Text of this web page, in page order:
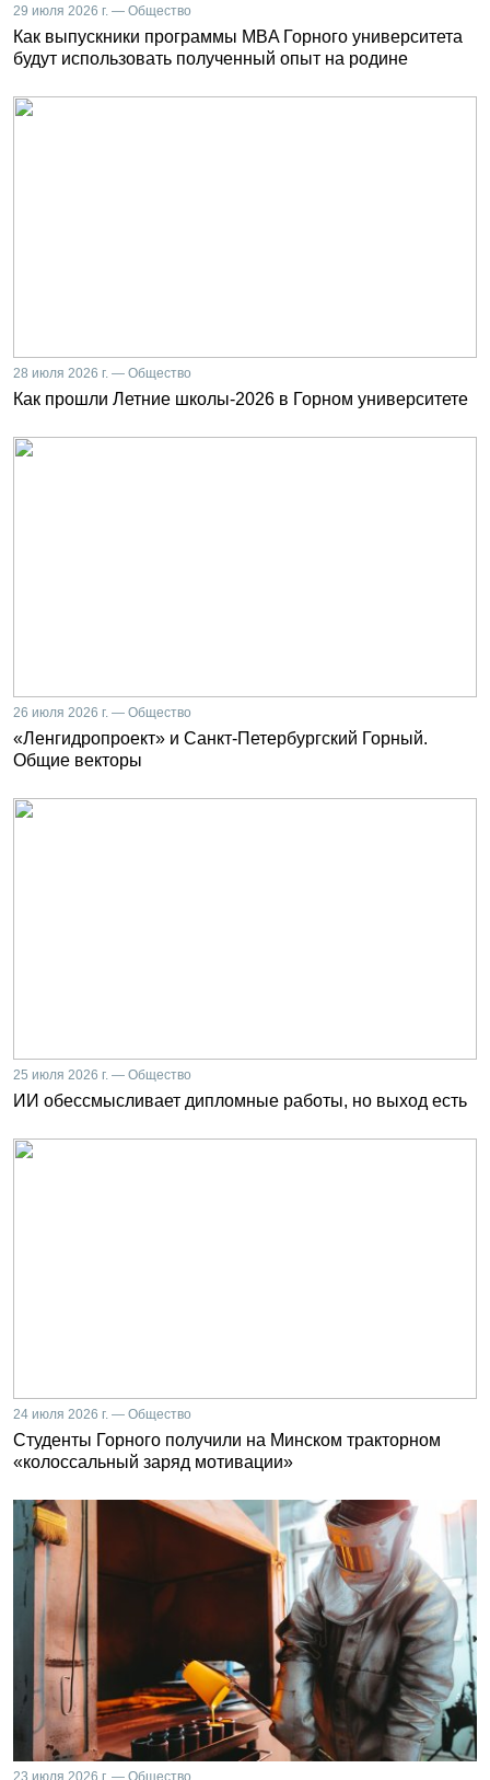
29 июля 2026 г. — Общество
Как выпускники программы MBA Горного университета
будут использовать полученный опыт на родине
28 июля 2026 г. — Общество
Как прошли Летние школы-2026 в Горном университете
26 июля 2026 г. — Общество
«Ленгидропроект» и Санкт-Петербургский Горный.
Общие векторы
25 июля 2026 г. — Общество
ИИ обессмысливает дипломные работы, но выход есть
24 июля 2026 г. — Общество
Студенты Горного получили на Минском тракторном
«колоссальный заряд мотивации»
23 июля 2026 г. — Общество